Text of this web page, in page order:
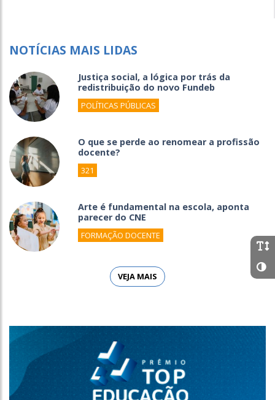
NOTÍCIAS MAIS LIDAS
Justiça social, a lógica por trás da
redistribuição do novo Fundeb
POLÍTICAS PÚBLICAS
O que se perde ao renomear a profissão
docente?
321
Arte é fundamental na escola, aponta
parecer do CNE
FORMAÇÃO DOCENTE
VEJA MAIS